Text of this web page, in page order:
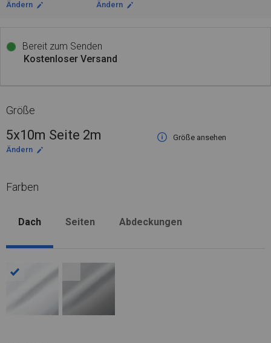
Ändern Ändern
Bereit zum Senden
Kostenloser Versand
Größe
5x10m Seite 2m
Größe ansehen
Ändern
Farben
Dach Seiten Abdeckungen